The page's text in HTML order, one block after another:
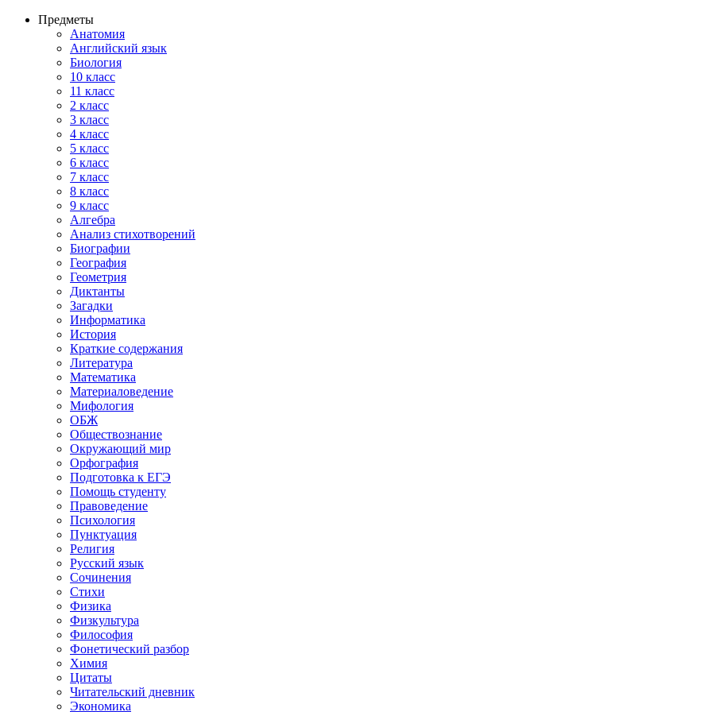
Предметы
Анатомия
Английский язык
Биология
10 класс
11 класс
2 класс
3 класс
4 класс
5 класс
6 класс
7 класс
8 класс
9 класс
Алгебра
Анализ стихотворений
Биографии
География
Геометрия
Диктанты
Загадки
Информатика
История
Краткие содержания
Литература
Математика
Материаловедение
Мифология
ОБЖ
Обществознание
Окружающий мир
Орфография
Подготовка к ЕГЭ
Помощь студенту
Правоведение
Психология
Пунктуация
Религия
Русский язык
Сочинения
Стихи
Физика
Физкультура
Философия
Фонетический разбор
Химия
Цитаты
Читательский дневник
Экономика